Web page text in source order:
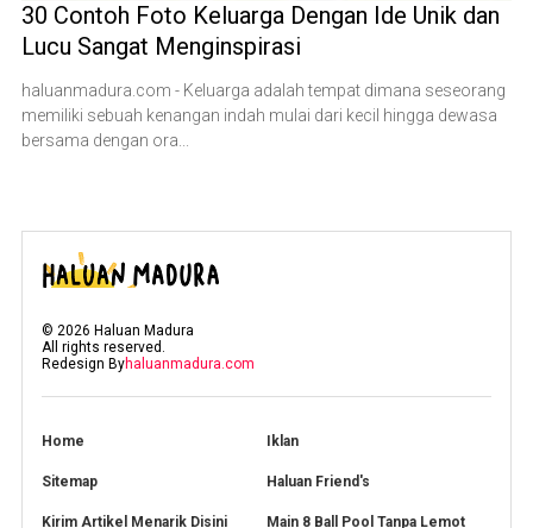
30 Contoh Foto Keluarga Dengan Ide Unik dan
Lucu Sangat Menginspirasi
haluanmadura.com - Keluarga adalah tempat dimana seseorang
memiliki sebuah kenangan indah mulai dari kecil hingga dewasa
bersama dengan ora...
©2026 Haluan Madura
All rights reserved.
Redesign Byhaluanmadura.com
Home Iklan
Sitemap Haluan Friend's
Kirim Artikel Menarik Disini Main 8 Ball Pool Tanpa Lemot